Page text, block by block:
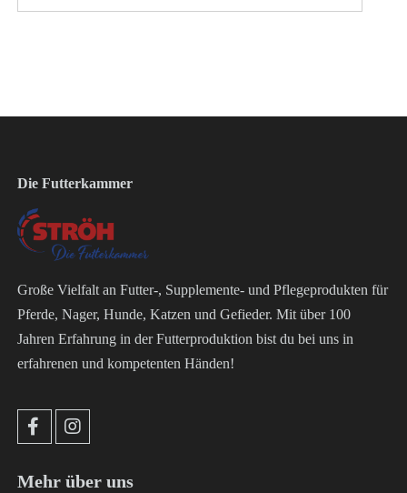
Die Futterkammer
Große Vielfalt an Futter-, Supplemente- und Pflegeprodukten für
Pferde, Nager, Hunde, Katzen und Gefieder. Mit über 100
Jahren Erfahrung in der Futterproduktion bist du bei uns in
erfahrenen und kompetenten Händen!
Mehr über uns